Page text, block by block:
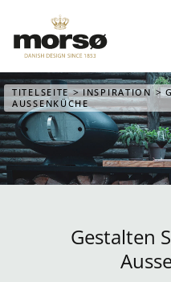
Skip to main content
TITELSEITE INSPIRATION
AUSSENKÜCHE
Gestalten